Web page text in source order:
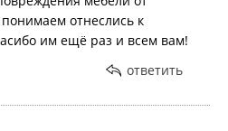
отнеслись к
им ещё раз и всем вам!
ответить